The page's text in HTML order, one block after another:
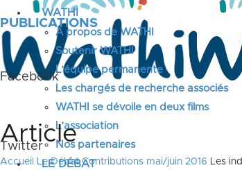
PUBLICATIONS
Facebook
Twitter
WATHI
A propos de WATHI
Soutenir WATHI
L’équipe permanente
Les chargés de recherche associés
WATHI se dévoile en deux films
L’association
Nos partenaires
LE DÉBAT
Article
Accueil Le Débat Contributions mai/juin 2016 Les